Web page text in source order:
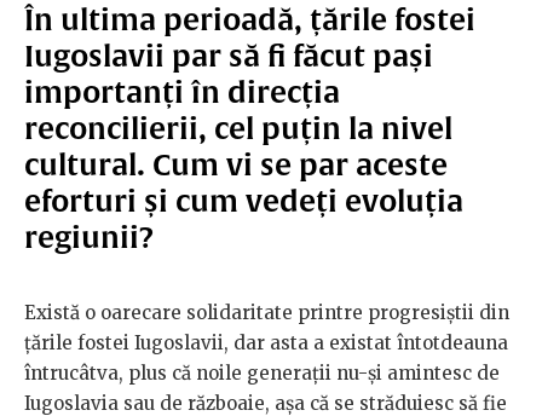
În ultima perioadă, țările fostei
Iugoslavii par să fi făcut pași
importanți în direcția
reconcilierii, cel puțin la nivel
cultural. Cum vi se par aceste
eforturi și cum vedeți evoluția
regiunii?
Există o oarecare solidaritate printre progresiștii din
țările fostei Iugoslavii, dar asta a existat întotdeauna
întrucâtva, plus că noile generații nu-și amintesc de
Iugoslavia sau de războaie, așa că se străduiesc să fie